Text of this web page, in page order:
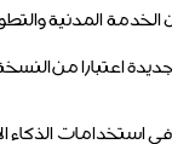
الخدمة المدنية
اعتبارا من النسخة
استخدامات الذكاء